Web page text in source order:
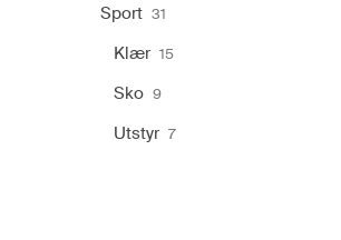
Sport 31
Klær 15
Sko 9
Utstyr 7